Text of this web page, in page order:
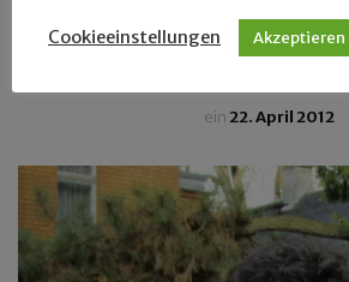
LEUTE
Manfred beim
ein22. April 2012
Cookieeinstellungen Akzeptieren